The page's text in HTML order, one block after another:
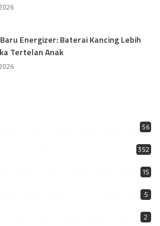
Energizer: Baterai Kancing Lebih
Tertelan Anak
56
352
15
5
2